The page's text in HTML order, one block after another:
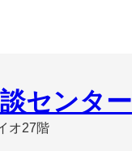
センター
オ27階